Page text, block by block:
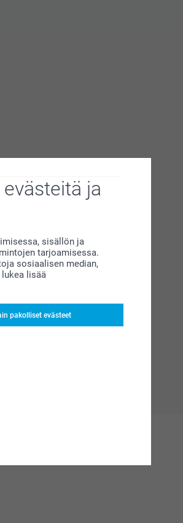
ja
sisällön ja
tarjoamisessa.
sosiaalisen median,
lisää
pakolliset evästeet